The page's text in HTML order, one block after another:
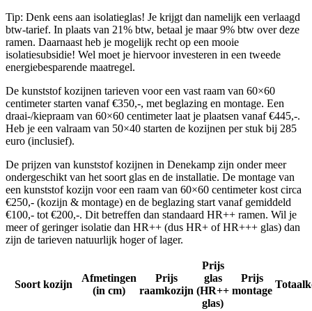
Tip: Denk eens aan isolatieglas! Je krijgt dan namelijk een verlaagd
btw-tarief. In plaats van 21% btw, betaal je maar 9% btw over deze
ramen. Daarnaast heb je mogelijk recht op een mooie
isolatiesubsidie! Wel moet je hiervoor investeren in een tweede
energiebesparende maatregel.
De kunststof kozijnen tarieven voor een vast raam van 60×60
centimeter starten vanaf €350,-, met beglazing en montage. Een
draai-/kiepraam van 60×60 centimeter laat je plaatsen vanaf €445,-.
Heb je een valraam van 50×40 starten de kozijnen per stuk bij 285
euro (inclusief).
De prijzen van kunststof kozijnen in Denekamp zijn onder meer
ondergeschikt van het soort glas en de installatie. De montage van
een kunststof kozijn voor een raam van 60×60 centimeter kost circa
€250,- (kozijn & montage) en de beglazing start vanaf gemiddeld
€100,- tot €200,-. Dit betreffen dan standaard HR++ ramen. Wil je
meer of geringer isolatie dan HR++ (dus HR+ of HR+++ glas) dan
zijn de tarieven natuurlijk hoger of lager.
Soort kozijn
Afmetingen
(in cm)
Prijs
raamkozijn
Prijs
glas
(HR++
glas)
Prijs
montage